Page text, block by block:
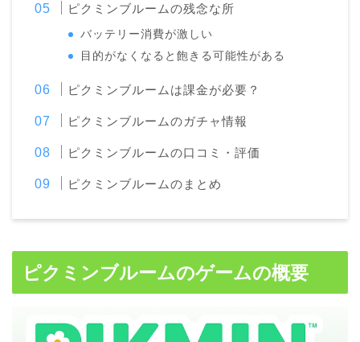
ピクミンブルームの残念な所
バッテリー消費が激しい
目的がなくなると飽きる可能性がある
ピクミンブルームは課金が必要？
ピクミンブルームのガチャ情報
ピクミンブルームの口コミ・評価
ピクミンブルームのまとめ
ピクミンブルームのゲームの概要